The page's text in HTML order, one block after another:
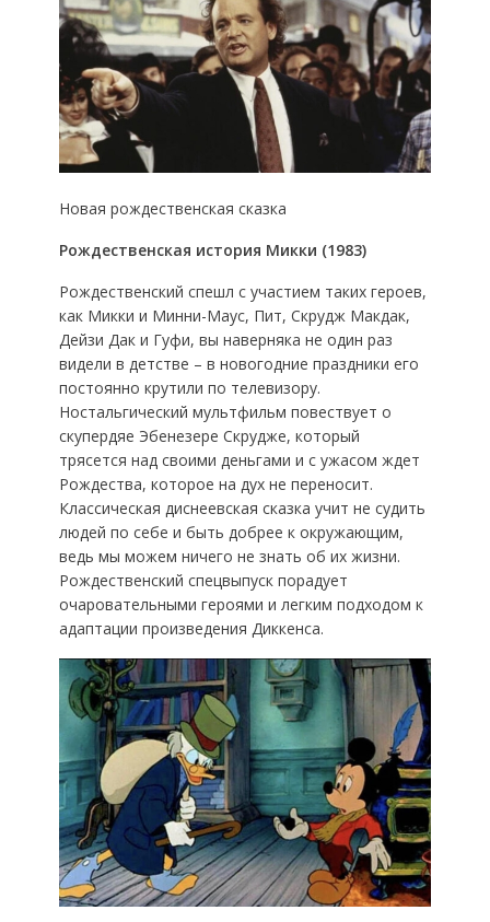
Новая рождественская сказка
Рождественская история Микки (1983)
Рождественский спешл с участием таких героев,
как Микки и Минни-Маус, Пит, Скрудж Макдак,
Дейзи Дак и Гуфи, вы наверняка не один раз
видели в детстве – в новогодние праздники его
постоянно крутили по телевизору.
Ностальгический мультфильм повествует о
скупердяе Эбенезере Скрудже, который
трясется над своими деньгами и с ужасом ждет
Рождества, которое на дух не переносит.
Классическая диснеевская сказка учит не судить
людей по себе и быть добрее к окружающим,
ведь мы можем ничего не знать об их жизни.
Рождественский спецвыпуск порадует
очаровательными героями и легким подходом к
адаптации произведения Диккенса.